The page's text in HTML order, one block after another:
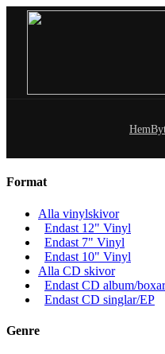
Hem
Format
Alla vinylskivor
Endast 12" Vinyl
Endast 7" Vinyl
Endast 10" Vinyl
Alla CD skivor
Endast CD album/boxar
Endast CD singlar/EP
Genre